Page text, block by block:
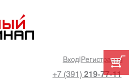
Вход| Регистрация
+7 (391) 219-77-11